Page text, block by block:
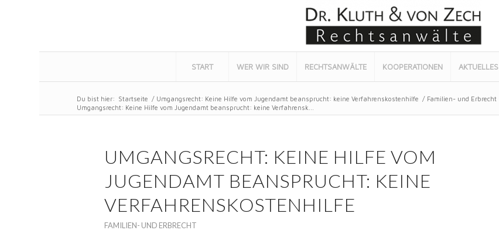
START WER WIR SIND RECHTSANWÄLTE KOOPERATIONEN AKTUELLES
Du bist hier: Startseite / Umgangsrecht: Keine Hilfe vom Jugendamt beansprucht: keine Verfahrenskostenhilfe / Familien- und Erbrecht
Umgangsrecht: Keine Hilfe vom Jugendamt beansprucht: keine Verfahrensk...
UMGANGSRECHT: KEINE HILFE VOM
JUGENDAMT BEANSPRUCHT: KEINE
VERFAHRENSKOSTENHILFE
FAMILIEN- UND ERBRECHT